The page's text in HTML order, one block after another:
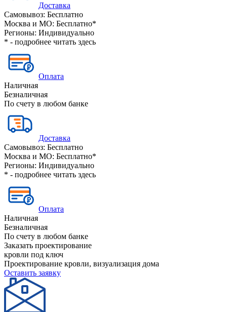
Доставка
Самовывоз: Бесплатно
Москва и МО: Бесплатно*
Регионы: Индивидуально
* - подробнее читать здесь
Оплата
Наличная
Безналичная
По счету в любом банке
Доставка
Самовывоз: Бесплатно
Москва и МО: Бесплатно*
Регионы: Индивидуально
* - подробнее читать здесь
Оплата
Наличная
Безналичная
По счету в любом банке
Заказать проектирование
кровли под ключ
Проектирование кровли, визуализация дома
Оставить заявку